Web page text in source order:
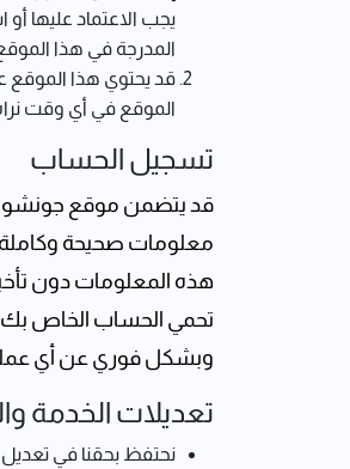
يجب الاعتماد عليها
المدرجة في هذا
قد يحتوي هذا الموقع
الموقع في أي وقت
تسجيل الحساب
قد يتضمن موقع
معلومات صحيحة
هذه المعلومات دون
تحمي الحساب الخاص بك
وبشكل فوري عن أي
تعديلات الخدمة
نحتفظ بحقنا في